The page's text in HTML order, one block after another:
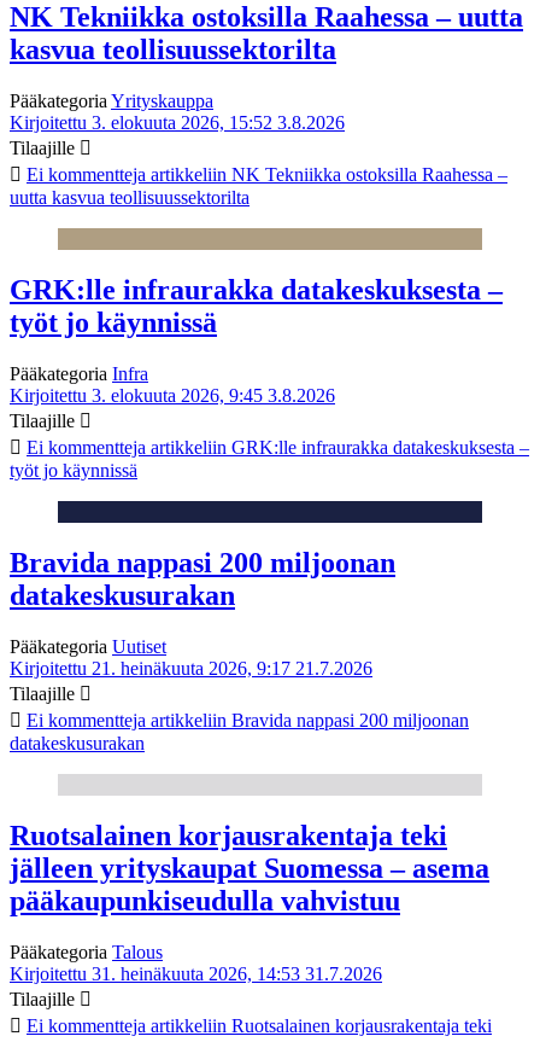
NK Tekniikka ostoksilla Raahessa – uutta
kasvua teollisuussektorilta
Pääkategoria Yrityskauppa
Kirjoitettu 3. elokuuta 2026, 15:52 3.8.2026
Tilaajille
Ei kommentteja artikkeliin NK Tekniikka ostoksilla Raahessa –
uutta kasvua teollisuussektorilta
GRK:lle infraurakka datakeskuksesta –
työt jo käynnissä
Pääkategoria Infra
Kirjoitettu 3. elokuuta 2026, 9:45 3.8.2026
Tilaajille
Ei kommentteja artikkeliin GRK:lle infraurakka datakeskuksesta –
työt jo käynnissä
Bravida nappasi 200 miljoonan
datakeskusurakan
Pääkategoria Uutiset
Kirjoitettu 21. heinäkuuta 2026, 9:17 21.7.2026
Tilaajille
Ei kommentteja artikkeliin Bravida nappasi 200 miljoonan
datakeskusurakan
Ruotsalainen korjausrakentaja teki
jälleen yrityskaupat Suomessa – asema
pääkaupunkiseudulla vahvistuu
Pääkategoria Talous
Kirjoitettu 31. heinäkuuta 2026, 14:53 31.7.2026
Tilaajille
Ei kommentteja artikkeliin Ruotsalainen korjausrakentaja teki